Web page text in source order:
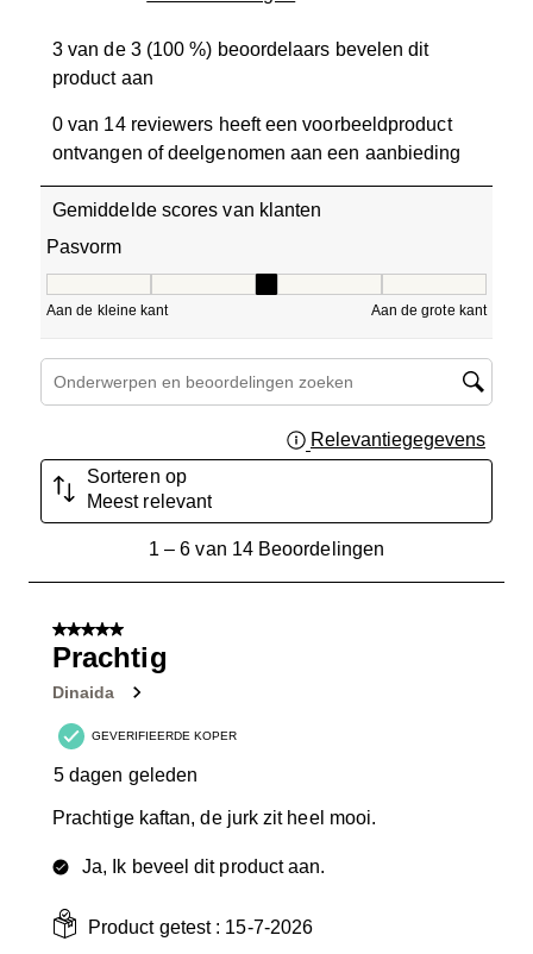
3 van de 3 (100 %) beoordelaars bevelen dit
product aan
0 van 14 reviewers heeft een voorbeeldproduct
ontvangen of deelgenomen aan een aanbieding
Gemiddelde scores van klanten
Pasvorm
Aan de kleine kant Aan de grote kant
Onderwerpen en beoordelingen zoeken per regio
Relevantiegegevens
Sorteren op
Meest relevant
van
Beoordelingen.
1 – 6 van 14 Beoordelingen
5 van 5 sterren.
Prachtig
Dinaida
GEVERIFIEERDE KOPER
5 dagen geleden
Prachtige kaftan, de jurk zit heel mooi.
Ja, Ik beveel dit product aan.
Product getest : 15-7-2026